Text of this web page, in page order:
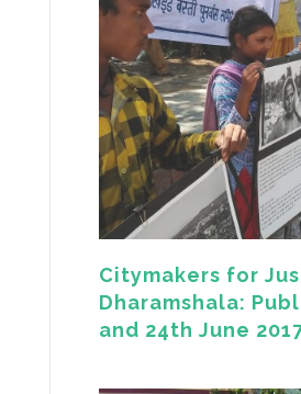
Citymakers for
Dharamshala:
and 24th June